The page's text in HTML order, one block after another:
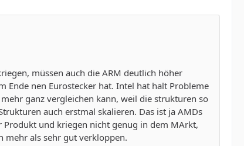
müssen auch die ARM deutlich höher
Ende nen Eurostecker hat. Intel hat halt Probleme
ganz vergleichen kann, weil die strukturen so
auch erstmal skalieren. Das ist ja AMDs
Produkt und kriegen nicht genug in dem MArkt,
mehr als sehr gut verkloppen.